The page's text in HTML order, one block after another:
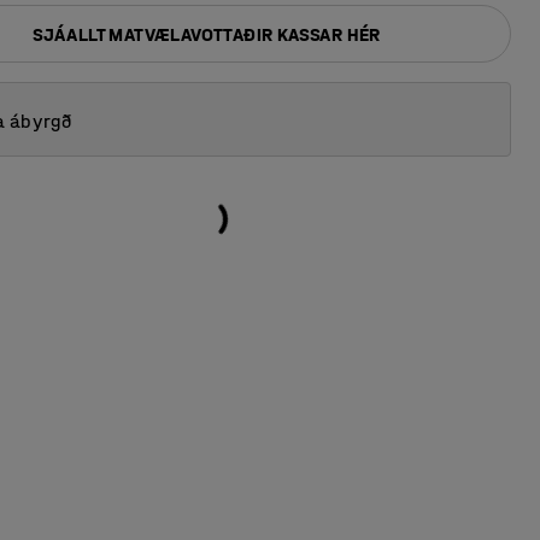
SJÁ ALLT MATVÆLAVOTTAÐIR KASSAR HÉR
ábyrgð